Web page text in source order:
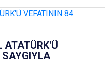
ATATÜRK'Ü